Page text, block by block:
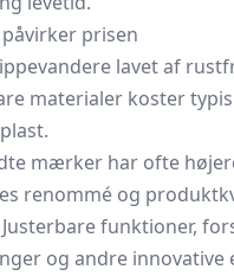
prisen
lavet af
materialer koster
mærker har ofte
renommé og
Justerbare funktioner,
og andre innovative